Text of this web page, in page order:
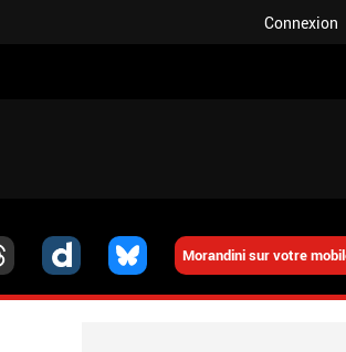
Connexion
Morandini sur votre